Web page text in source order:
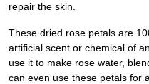
repair the skin.
These dried rose petals are
artificial scent or chemical of
use it to make rose water,
can even use these petals for